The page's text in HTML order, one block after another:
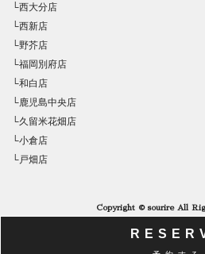
└西大分店
└西新店
└野芥店
└福岡別府店
└和白店
└鹿児島中央店
└久留米花畑店
└小倉店
└戸畑店
Copyright © sourire All